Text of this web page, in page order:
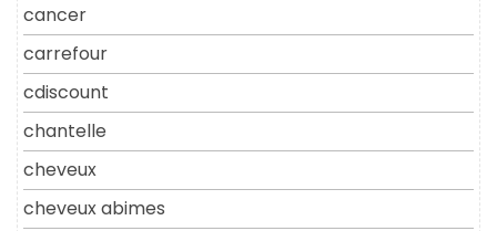
cancer
carrefour
cdiscount
chantelle
cheveux
cheveux abimes